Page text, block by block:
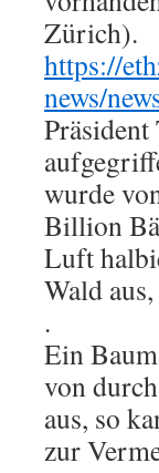
Zürich).
https://
news/
wurde
Billion
Luft
Wald
.
Ein
von
aus, so
zur